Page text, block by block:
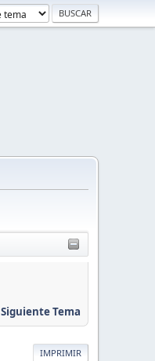
Siguiente Tema
IMPRIMIR